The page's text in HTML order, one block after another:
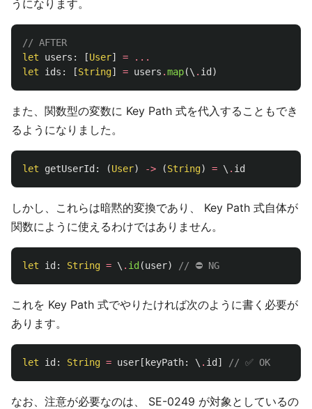
うになります。
// AFTER
let
users : [User] =
...
let
ids : [String] = users .map(\ . id )
また、関数型の変数に Key Path 式を代入することもでき
るようになりました。
let getUserId : (User) -> (String) = \ . id
しかし、これらは暗黙的変換であり、 Key Path 式自体が
関数にように使えるわけではありません。
let id : String = \ . id (user) // ⛔ NG
これを Key Path 式でやりたければ次のように書く必要が
あります。
let id : String = user [ keyPath: \ . id ] // ✅ OK
なお、注意が必要なのは、 SE-0249 が対象としているの